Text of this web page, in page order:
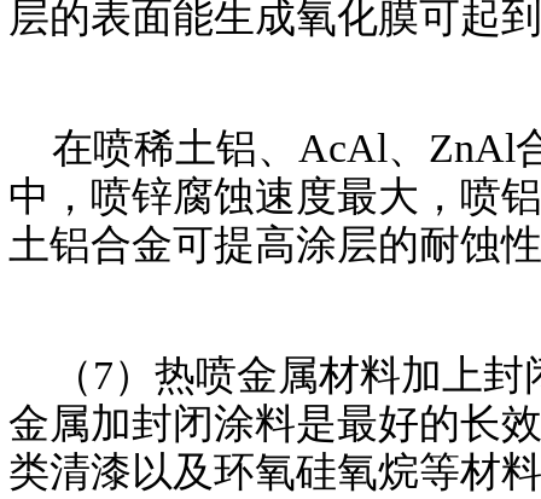
层的表面能生成氧化膜可起
在喷稀土铝、AcAl、ZnAl
中，喷锌腐蚀速度最大，喷
土铝合金可提高涂层的耐蚀
（7）热喷金属材料加上封
金属加封闭涂料是最好的长
类清漆以及环氧硅氧烷等材